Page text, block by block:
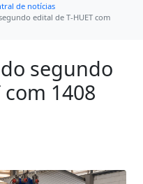
de notícias
edital de T-HUET com
segundo
com 1408